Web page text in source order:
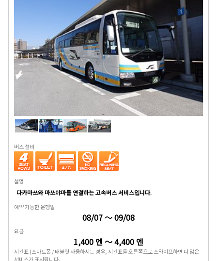
버스 설비
설명
다카마쓰와 마쓰야마를 연결하는 고속버스 서비스입니다.
예약 가능한 운행일
08/07 ～ 09/08
요금
1,400 엔 ～ 4,400 엔
시간표 (스마트폰 / 태블릿 사용하시는 경우, 시간표를 오른쪽으로 스와이프하면 더 많은
서비스가 표시됩니다.